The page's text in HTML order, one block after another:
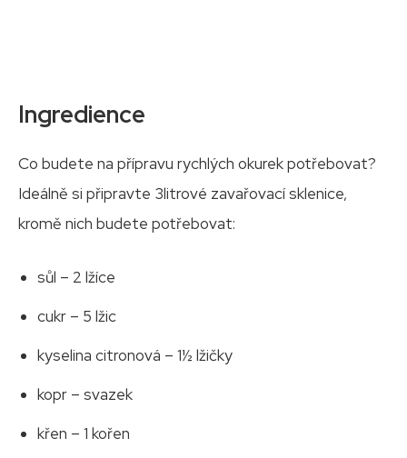
Ingredience
Co budete na přípravu rychlých okurek potřebovat?
Ideálně si připravte 3litrové zavařovací sklenice,
kromě nich budete potřebovat:
sůl – 2 lžíce
cukr – 5 lžic
kyselina citronová – 1½ lžičky
kopr – svazek
křen – 1 kořen